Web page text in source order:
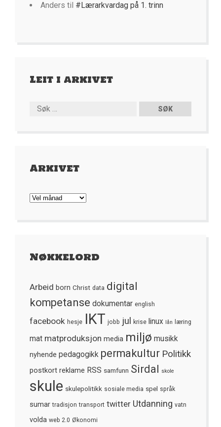
Anders til #Lærarkvardag på 1. trinn
Leit i arkivet
Arkivet
Arkivet
Nøkkelord
Arbeid born Christ data digital
kompetanse dokumentar english
facebook hesje IKT jobb jul krise linux lån læring
mat matproduksjon media miljø musikk
nyhende pedagogikk permakultur Politikk
postkort reklame RSS samfunn Sirdal skole
skule skulepolitikk sosiale media spel språk
sumar tradisjon transport twitter Utdanning vatn
volda web 2.0 Økonomi